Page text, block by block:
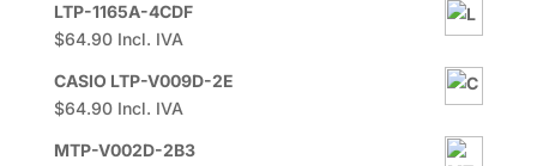
LTP-1165A-4CDF
$64.90 Incl. IVA
CASIO LTP-V009D-2E
$64.90 Incl. IVA
MTP-V002D-2B3